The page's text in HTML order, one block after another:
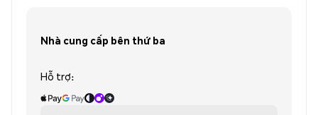
Nhà cung cấp bên thứ ba
Hỗ trợ: